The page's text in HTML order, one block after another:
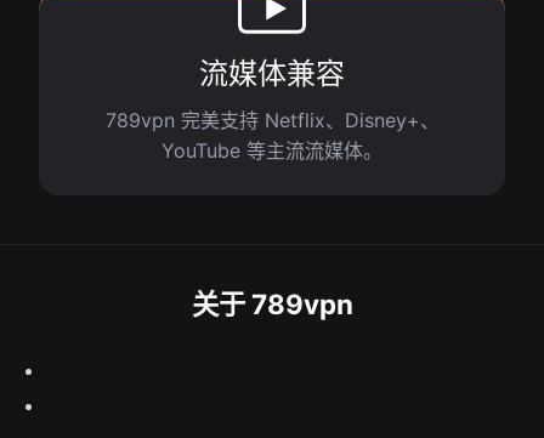
流媒体兼容
789vpn 完美支持 Netflix、Disney+、
YouTube 等主流流媒体。
关于 789vpn